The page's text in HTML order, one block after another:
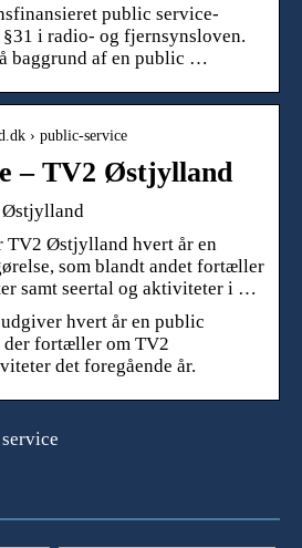
public service-
i radio- og fjernsynsloven.
baggrund af en public …
› public-service
– TV2 Østjylland
Østjylland
TV2 Østjylland hvert år en
som blandt andet fortæller
samt seertal og aktiviteter i …
hvert år en public
der fortæller om TV2
det foregående år.